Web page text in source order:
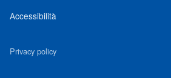
Accessibilità
Privacy policy